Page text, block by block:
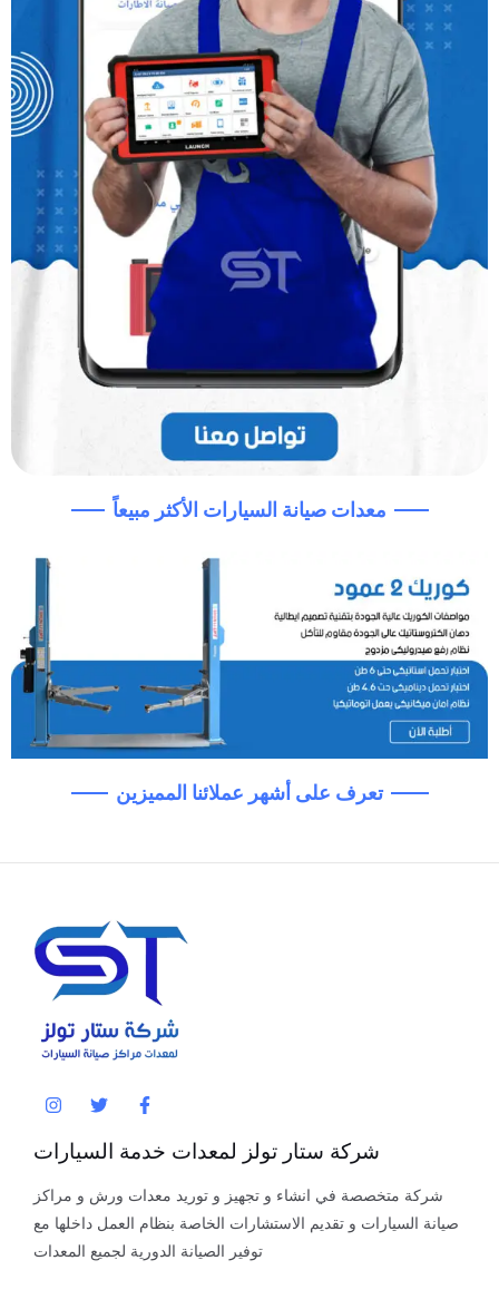
معدات صيانة السيارات الأكثر مبيعاً
تعرف على أشهر عملائنا المميزين
ivibet
شركة ستار تولز لمعدات خدمة السيارات
شركة متخصصة في انشاء و تجهيز و توريد معدات ورش و مراكز
صيانة السيارات و تقديم الاستشارات الخاصة بنظام العمل داخلها مع
توفير الصيانة الدورية لجميع المعدات